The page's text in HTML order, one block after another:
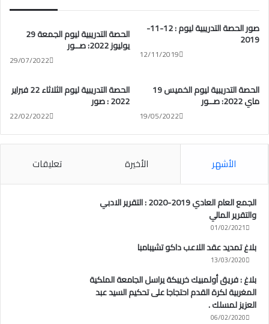
الحصة التدريبية ليوم الجمعة 29
يوليوز 2022: صــور
29/07/2022
صور الحصة التدريبية ليوم : 12-11-
2019
12/11/2019
الحصة التدريبية ليوم الثلاثاء 22 فبراير
2022 : صور
22/02/2022
الحصة التدريبية ليوم الخميس 19
ماي 2022: صــور
19/05/2022
الأشهر الأخيرة تعليقات
الجمع العام العادي 2019-2020 : التقرير الادبي
والتقرير المالي
01/02/2021
بلاغ تمديد عقد اللاعب داكو تشيبامبا
13/03/2020
بلاغ : فريق أولمبيك خريبكة يراسل الجامعة الملكية
المغربية لكرة القدم احتجاجا على تحكيم السيد عبد
العزيز لمسلك .
06/02/2020